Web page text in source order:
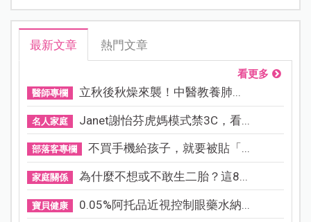
最新文章 熱門文章
看更多
醫師專欄 立秋後秋燥來襲！中醫教養肺...
名人家庭 Janet謝怡芬虎媽模式禁3C，看...
部落客專欄 不買手機給孩子，就要被貼「...
家庭關係 為什麼不想或不敢生二胎？這8...
寶貝健康 0.05%阿托品近視控制眼藥水納...